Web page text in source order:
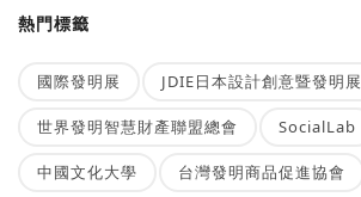
熱門標籤
國際發明展 JDIE日本設計創意暨發明展
世界發明智慧財產聯盟總會 SocialLab
中國文化大學 台灣發明商品促進協會